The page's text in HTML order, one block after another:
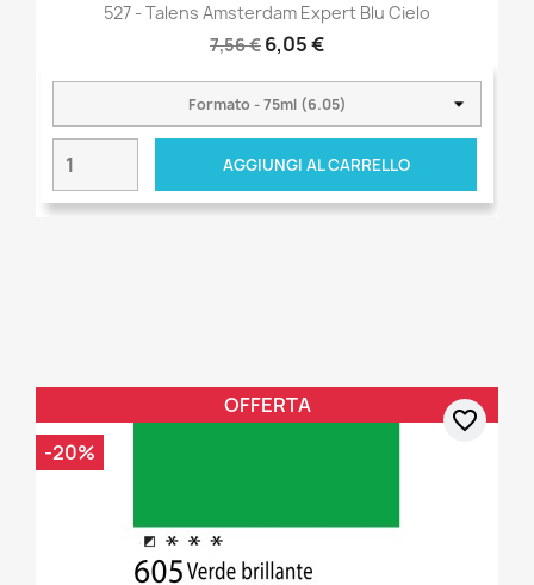
527 - Talens Amsterdam Expert Blu Cielo
7,56 € 6,05 €
AGGIUNGI AL CARRELLO
OFFERTA
-20%
favorite_border